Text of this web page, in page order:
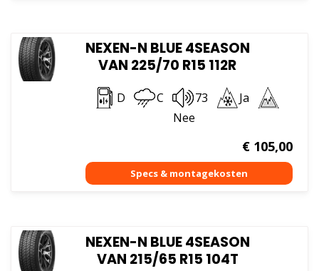
NEXEN-N BLUE 4SEASON
VAN 225/70 R15 112R
D C 73
Ja
Nee
€105,00
NEXEN-N BLUE 4SEASON
VAN 215/65 R15 104T